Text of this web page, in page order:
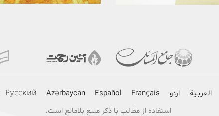
العربـیة اردو Français
Español
Azərbaycan
Русский
استفاده از مطالب با ذکر منبع بلامانع است.